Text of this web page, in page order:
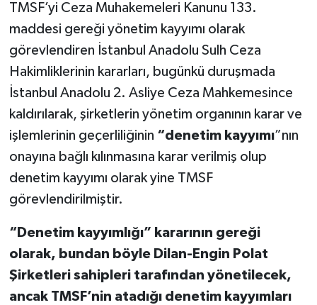
TMSF’yi Ceza Muhakemeleri Kanunu 133.
maddesi gereği yönetim kayyımı olarak
görevlendiren İstanbul Anadolu Sulh Ceza
Hakimliklerinin kararları, bugünkü duruşmada
İstanbul Anadolu 2. Asliye Ceza Mahkemesince
kaldırılarak, şirketlerin yönetim organının karar ve
işlemlerinin geçerliliğinin “denetim kayyımı”nın
onayına bağlı kılınmasına karar verilmiş olup
denetim kayyımı olarak yine TMSF
görevlendirilmiştir.
“Denetim kayyımlığı” kararının gereği
olarak, bundan böyle Dilan-Engin Polat
Şirketleri sahipleri tarafından yönetilecek,
ancak TMSF’nin atadığı denetim kayyımları